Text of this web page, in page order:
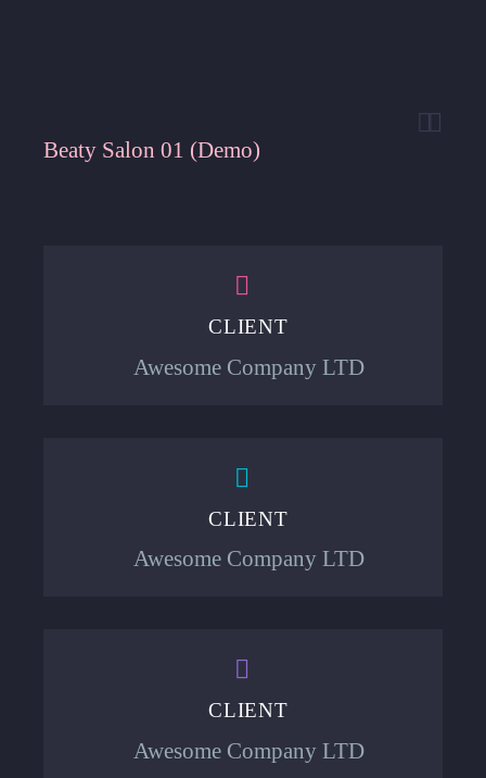

Beaty Salon 01 (Demo)


CLIENT
Awesome Company LTD


CLIENT
Awesome Company LTD


CLIENT
Awesome Company LTD